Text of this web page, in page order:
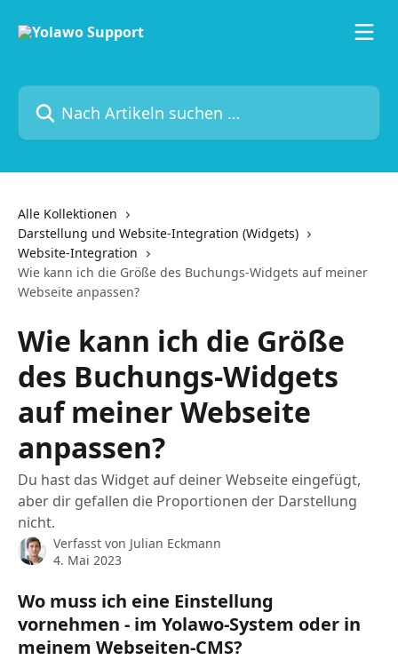
Nach Artikeln suchen …
Alle Kollektionen
Darstellung und Website-Integration (Widgets)
Website-Integration
Wie kann ich die Größe des Buchungs-Widgets auf meiner
Webseite anpassen?
Wie kann ich die Größe
des Buchungs-Widgets
auf meiner Webseite
anpassen?
Du hast das Widget auf deiner Webseite eingefügt,
aber dir gefallen die Proportionen der Darstellung
nicht.
Verfasst von Julian Eckmann
4. Mai 2023
Wo muss ich eine Einstellung
vornehmen - im Yolawo-System oder in
meinem Webseiten-CMS?